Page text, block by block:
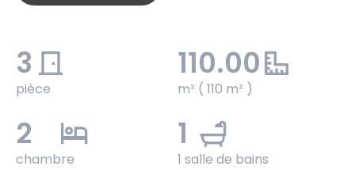
3
pièce
110.00
m² ( 110 m² )
2
chambre
1
1 salle de bains